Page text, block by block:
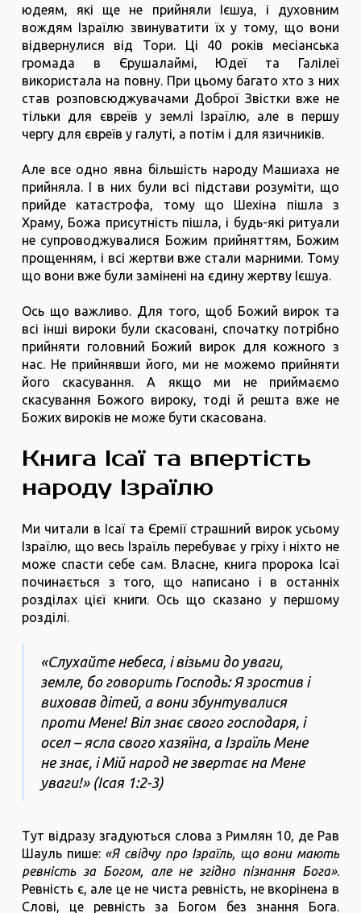
юдеям, які ще не прийняли Ієшуа, і духовним
вождям Ізраїлю звинуватити їх у тому, що вони
відвернулися від Тори. Ці 40 років месіанська
громада в Єрушалаймі, Юдеї та Галілеї
використала на повну. При цьому багато хто з них
став розповсюджувачами Доброї Звістки вже не
тільки для євреїв у землі Ізраїлю, але в першу
чергу для євреїв у галуті, а потім і для язичників.
Але все одно явна більшість народу Машиаха не
прийняла. І в них були всі підстави розуміти, що
прийде катастрофа, тому що Шехіна пішла з
Храму, Божа присутність пішла, і будь-які ритуали
не супроводжувалися Божим прийняттям, Божим
прощенням, і всі жертви вже стали марними. Тому
що вони вже були замінені на єдину жертву Ієшуа.
Ось що важливо. Для того, щоб Божий вирок та
всі інші вироки були скасовані, спочатку потрібно
прийняти головний Божий вирок для кожного з
нас. Не прийнявши його, ми не можемо прийняти
його скасування. А якщо ми не приймаємо
скасування Божого вироку, тоді й решта вже не
Божих вироків не може бути скасована.
Книга Ісаї та впертість
народу Ізраїлю
Ми читали в Ісаї та Єремії страшний вирок усьому
Ізраїлю, що весь Ізраїль перебуває у гріху і ніхто не
може спасти себе сам. Власне, книга пророка Ісаї
починається з того, що написано і в останніх
розділах цієї книги. Ось що сказано у першому
розділі.
«Слухайте небеса, і візьми до уваги,
земле, бо говорить Господь: Я зростив і
виховав дітей, а вони збунтувалися
проти Мене! Віл знає свого господаря, і
осел – ясла свого хазяїна, а Ізраїль Мене
не знає, і Мій народ не звертає на Мене
уваги!» (Ісая 1:2-3)
Тут відразу згадуються слова з Римлян 10, де Рав
Шауль пише: «Я свідчу про Ізраїль, що вони мають
ревність за Богом, але не згідно пізнання Бога».
Ревність є, але це не чиста ревність, не вкорінена в
Слові, це ревність за Богом без знання Бога.